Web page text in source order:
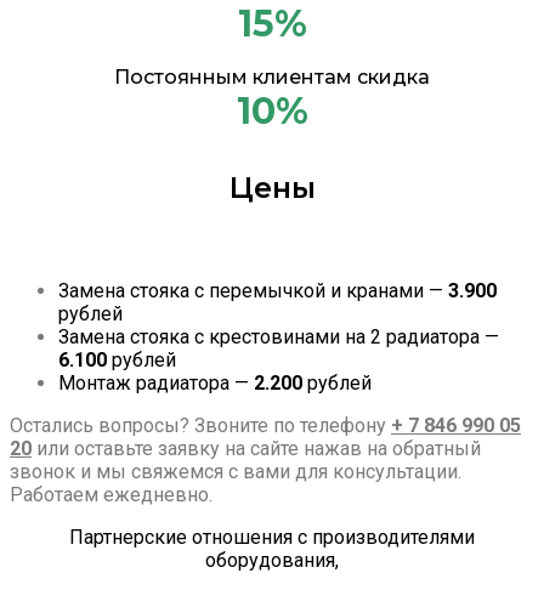
15%
Постоянным клиентам скидка
10%
Цены
Замена стояка с перемычкой и кранами — 3.900
рублей
Замена стояка с крестовинами на 2 радиатора —
6.100 рублей
Монтаж радиатора — 2.200 рублей
Остались вопросы? Звоните по телефону + 7 846 990 05
20 или оставьте заявку на сайте нажав на обратный
звонок и мы свяжемся с вами для консультации.
Работаем ежедневно.
Партнерские отношения с производителями
оборудования,